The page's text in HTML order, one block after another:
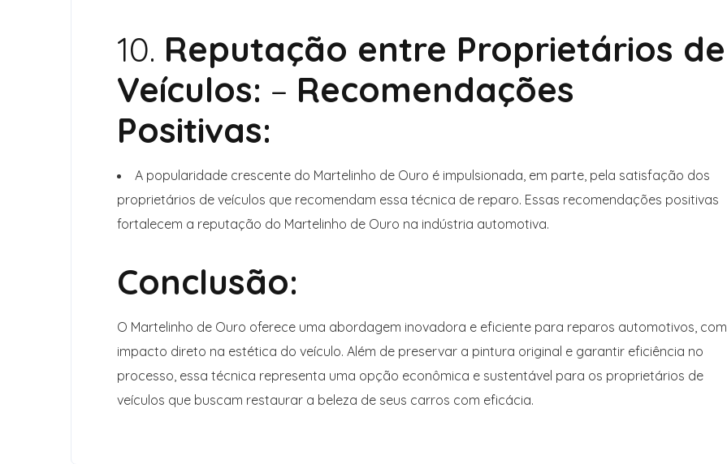
10. Reputação entre Proprietários de
Veículos: – Recomendações
Positivas:
A popularidade crescente do Martelinho de Ouro é impulsionada, em parte, pela satisfação dos
proprietários de veículos que recomendam essa técnica de reparo. Essas recomendações positivas
fortalecem a reputação do Martelinho de Ouro na indústria automotiva.
Conclusão:
O Martelinho de Ouro oferece uma abordagem inovadora e eficiente para reparos automotivos, com
impacto direto na estética do veículo. Além de preservar a pintura original e garantir eficiência no
processo, essa técnica representa uma opção econômica e sustentável para os proprietários de
veículos que buscam restaurar a beleza de seus carros com eficácia.